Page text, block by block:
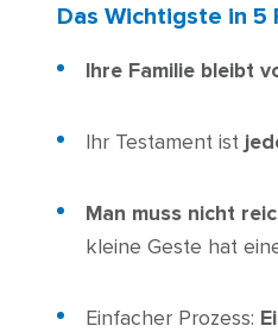
Das Wichtigste in 5
Ihre Familie bleibt
Ihr Testament ist
Man muss nicht
kleine Geste hat
Einfacher Prozess: